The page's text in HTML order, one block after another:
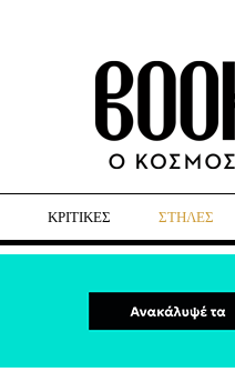
ΚΡΙΤΙΚΕΣ ΣΤΗΛΕΣ